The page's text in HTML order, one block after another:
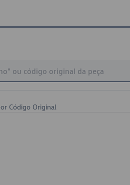
Código Original